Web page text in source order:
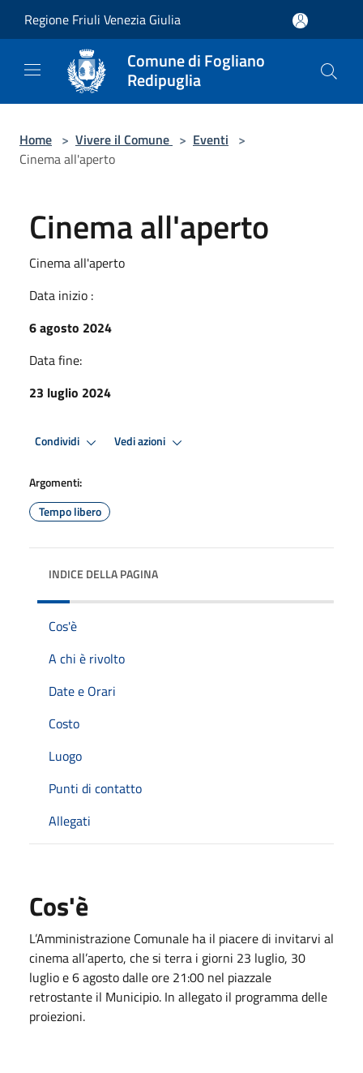
Regione Friuli Venezia Giulia
Comune di Fogliano
Redipuglia
Home > Vivere il Comune > Eventi >
Cinema all'aperto
Cinema all'aperto
Cinema all'aperto
Data inizio :
6 agosto 2024
Data fine:
23 luglio 2024
Condividi Vedi azioni
Argomenti:
Tempo libero
INDICE DELLA PAGINA
Cos'è
A chi è rivolto
Date e Orari
Costo
Luogo
Punti di contatto
Allegati
Cos'è
L’Amministrazione Comunale ha il piacere di invitarvi al
cinema all’aperto, che si terra i giorni 23 luglio, 30
luglio e 6 agosto dalle ore 21:00 nel piazzale
retrostante il Municipio. In allegato il programma delle
proiezioni.